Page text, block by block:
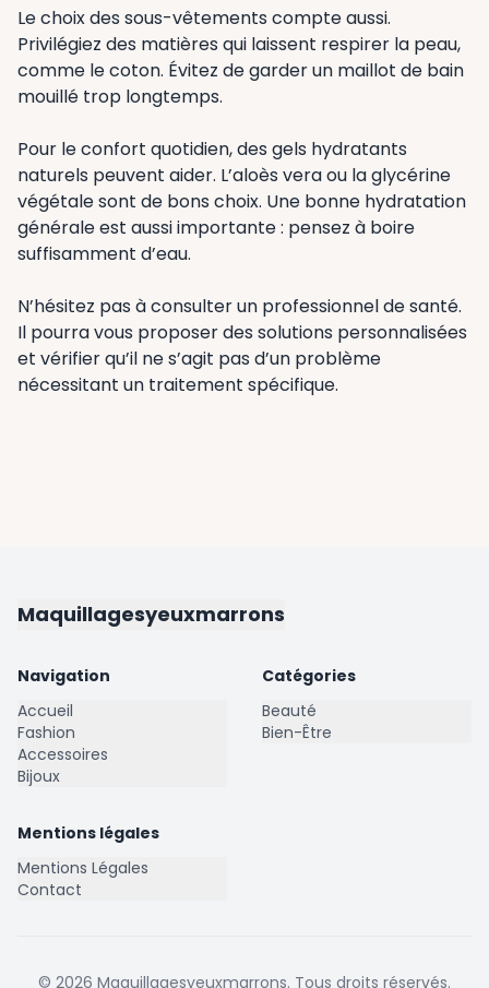
Le choix des sous-vêtements compte aussi.
Privilégiez des matières qui laissent respirer la peau,
comme le coton. Évitez de garder un maillot de bain
mouillé trop longtemps.
Pour le confort quotidien, des gels hydratants
naturels peuvent aider. L’aloès vera ou la glycérine
végétale sont de bons choix. Une bonne hydratation
générale est aussi importante : pensez à boire
suffisamment d’eau.
N’hésitez pas à consulter un professionnel de santé.
Il pourra vous proposer des solutions personnalisées
et vérifier qu’il ne s’agit pas d’un problème
nécessitant un traitement spécifique.
Maquillagesyeuxmarrons
Navigation
Accueil
Fashion
Accessoires
Bijoux
Catégories
Beauté
Bien-Être
Mentions légales
Mentions Légales
Contact
© 2026 Maquillagesyeuxmarrons. Tous droits réservés.